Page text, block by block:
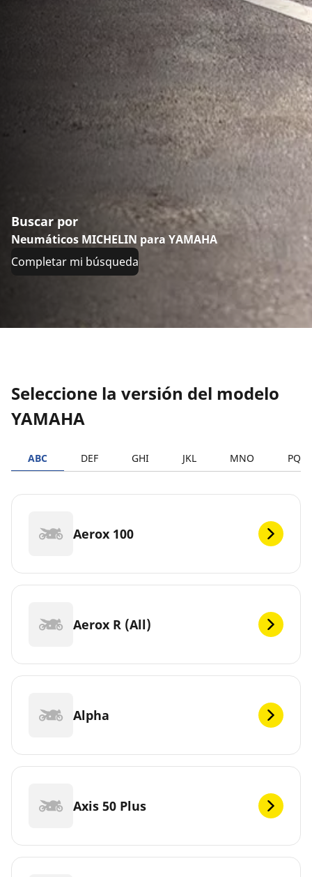
Buscar por
Neumáticos MICHELIN para YAMAHA
Completar mi búsqueda
Seleccione la versión del modelo
YAMAHA
ABC DEF GHI JKL MNO PQRS
Aerox 100
Aerox R (All)
Alpha
Axis 50 Plus